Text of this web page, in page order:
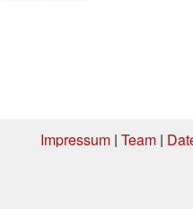
Impressum| Team|